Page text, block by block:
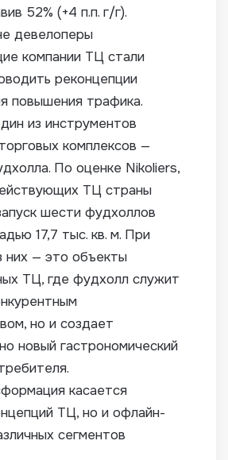
52% (+4 п.п. г/г).
девелоперы
компании ТЦ стали
реконцепции
повышения трафика.
из инструментов
комплексов —
По оценке Nikoliers,
ТЦ страны
шести фудхоллов
17,7 тыс. кв. м. При
них — это объекты
ТЦ, где фудхолл служит
но и создает
новый гастрономический
касается
ТЦ, но и офлайн-
сегментов